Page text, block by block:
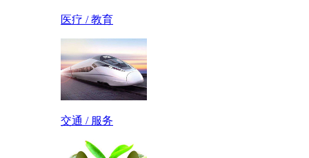
医疗 / 教育
交通 / 服务